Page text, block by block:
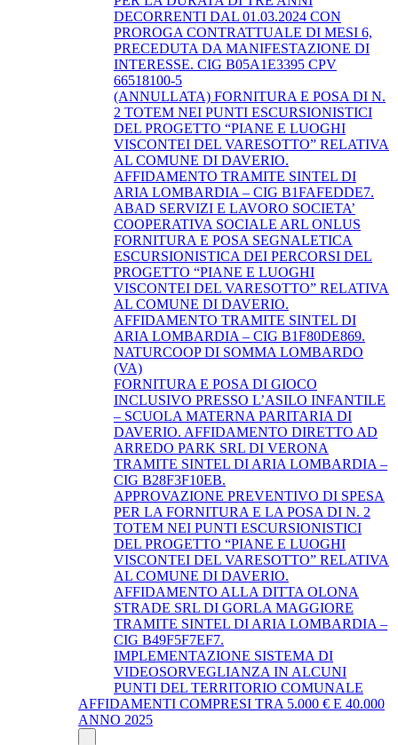
DECORRENTI DAL 01.03.2024 CON
PROROGA CONTRATTUALE DI MESI 6,
PRECEDUTA DA MANIFESTAZIONE DI
INTERESSE. CIG B05A1E3395 CPV
66518100-5
(ANNULLATA) FORNITURA E POSA DI N.
2 TOTEM NEI PUNTI ESCURSIONISTICI
DEL PROGETTO “PIANE E LUOGHI
VISCONTEI DEL VARESOTTO” RELATIVA
AL COMUNE DI DAVERIO.
AFFIDAMENTO TRAMITE SINTEL DI
ARIA LOMBARDIA – CIG B1FAFEDDE7.
ABAD SERVIZI E LAVORO SOCIETA’
COOPERATIVA SOCIALE ARL ONLUS
FORNITURA E POSA SEGNALETICA
ESCURSIONISTICA DEI PERCORSI DEL
PROGETTO “PIANE E LUOGHI
VISCONTEI DEL VARESOTTO” RELATIVA
AL COMUNE DI DAVERIO.
AFFIDAMENTO TRAMITE SINTEL DI
ARIA LOMBARDIA – CIG B1F80DE869.
NATURCOOP DI SOMMA LOMBARDO
(VA)
FORNITURA E POSA DI GIOCO
INCLUSIVO PRESSO L’ASILO INFANTILE
– SCUOLA MATERNA PARITARIA DI
DAVERIO. AFFIDAMENTO DIRETTO AD
ARREDO PARK SRL DI VERONA
TRAMITE SINTEL DI ARIA LOMBARDIA –
CIG B28F3F10EB.
APPROVAZIONE PREVENTIVO DI SPESA
PER LA FORNITURA E LA POSA DI N. 2
TOTEM NEI PUNTI ESCURSIONISTICI
DEL PROGETTO “PIANE E LUOGHI
VISCONTEI DEL VARESOTTO” RELATIVA
AL COMUNE DI DAVERIO.
AFFIDAMENTO ALLA DITTA OLONA
STRADE SRL DI GORLA MAGGIORE
TRAMITE SINTEL DI ARIA LOMBARDIA –
CIG B49F5F7EF7.
IMPLEMENTAZIONE SISTEMA DI
VIDEOSORVEGLIANZA IN ALCUNI
PUNTI DEL TERRITORIO COMUNALE
AFFIDAMENTI COMPRESI TRA 5.000 € E 40.000
ANNO 2025